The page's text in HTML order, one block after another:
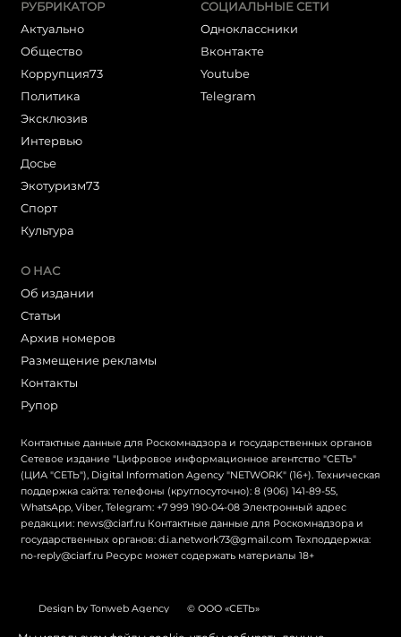
РУБРИКАТОР
Актуально
Общество
Коррупция73
Политика
Эксклюзив
Интервью
Досье
Экотуризм73
Cпорт
Культура
СОЦИАЛЬНЫЕ СЕТИ
Одноклассники
Вконтакте
Youtube
Telegram
О НАС
Об издании
Статьи
Архив номеров
Размещение рекламы
Контакты
Рупор
Контактные данные для Роскомнадзора и государственных органов
Сетевое издание "Цифровое информационное агентство "СЕТЬ"
(ЦИА "СЕТЬ"), Digital Information Agency "NETWORK" (16+). Техническая
поддержка сайта: телефоны (круглосуточно): 8 (906) 141-89-55,
WhatsApp, Viber, Telegram: +7 999 190-04-08 Электронный адрес
редакции: news@ciarf.ru Контактные данные для Роскомнадзора и
государственных органов: d.i.a.network73@gmail.com Техподдержка:
no-reply@ciarf.ru Ресурс может содержать материалы 18+
Design by Tonweb Agency © ООО «СЕТЬ»